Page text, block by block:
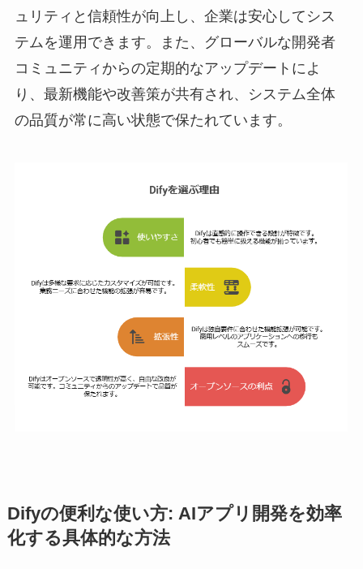
ュリティと信頼性が向上し、企業は安心してシス
テムを運用できます。また、グローバルな開発者
コミュニティからの定期的なアップデートによ
り、最新機能や改善策が共有され、システム全体
の品質が常に高い状態で保たれています。
Difyの便利な使い方: AIアプリ開発を効率
化する具体的な方法